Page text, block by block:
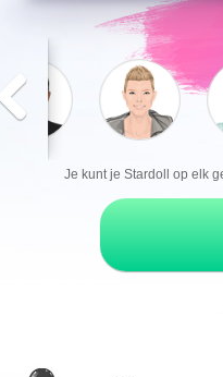
Je kunt je Stardoll op elk